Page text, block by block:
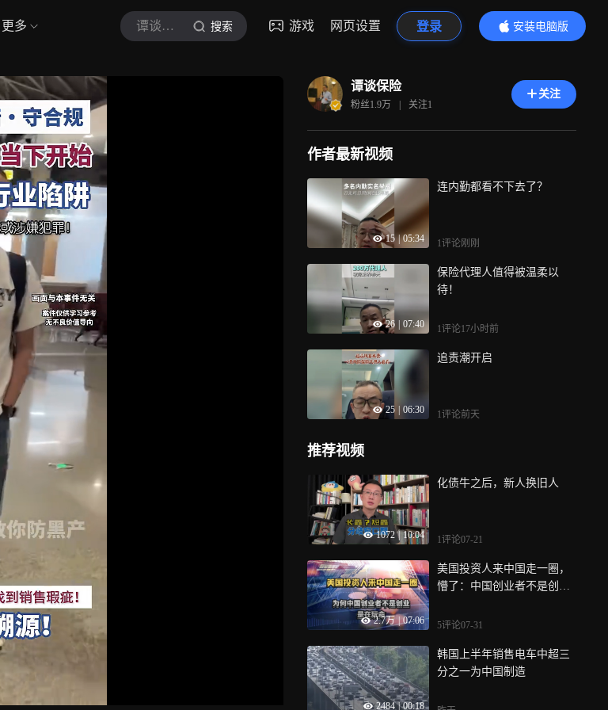
更多 谭谈保险 搜索 游戏 网页设置 登录
安装电脑版
内容更精彩
谭谈保险
粉丝1.9万 | 关注1
关注
作者最新视频
15 | 05:34
连内勤都看不下去了？
1评论刚刚
26 07:40
保险代理人值得被温柔以
待！
1评论17小时前
25 06:30
追责潮开启
1评论前天
推荐视频
1072 | 10:04
化债牛之后，新人换旧人
1评论07-21
2.7万 | 07:06
美国投资人来中国走一圈，
懵了：中国创业者不是创
5评论07-31
2484 | 00:18
韩国上半年销售电车中超三
分之一为中国制造